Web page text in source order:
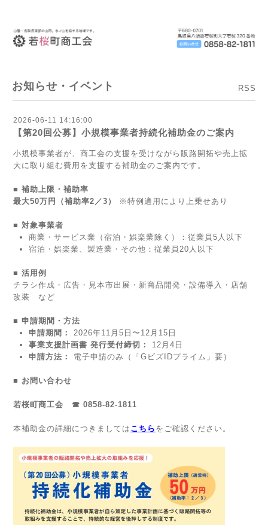
お知らせ・イベント RSS
2026-06-11 14:16:00
【第20回公募】小規模事業者持続化補助金のご案内
小規模事業者が、商工会の支援を受けながら販路開拓や売上拡
大に取り組む費用を支援する補助金のご案内です。
■ 補助上限・補助率
最大50万円（補助率2／3）
※特例適用により上乗せあり
■ 対象事業者
商業・サービス業（宿泊・娯楽業除く）：従業員5人以下
宿泊・娯楽業、製造業・その他：従業員20人以下
■ 活用例
チラシ作成・広告・見本市出展・新商品開発・設備導入・店舗
改装 など
■ 申請期間・方法
申請期間：
2026年11月5日〜12月15日
事業支援計画書 発行受付締切：
12月4日
申請方法：
電子申請のみ（「GビズIDプライム」要）
■ お問い合わせ
若桜町商工会 ☎ 0858-82-1811
本補助金の詳細につきましては こちら をご確認ください。